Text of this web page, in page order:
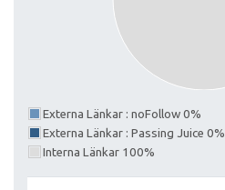
Externa Länkar : noFollow 0%
Externa Länkar : Passing Juice 0%
Interna Länkar 100%